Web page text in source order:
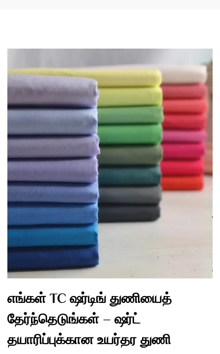
எங்கள் TC ஷர்டிங் துணியைத்
தேர்ந்தெடுங்கள் – ஷர்ட்
தயாரிப்புக்கான உயர்தர துணி